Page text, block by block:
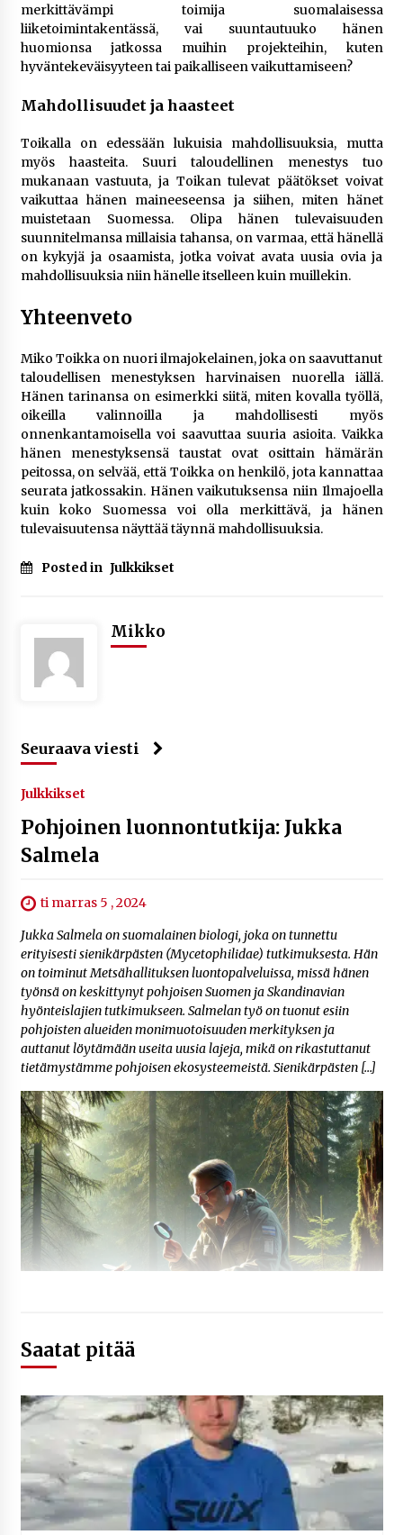
merkittävämpi toimija suomalaisessa
liiketoimintakentässä, vai suuntautuuko hänen
huomionsa jatkossa muihin projekteihin, kuten
hyväntekeväisyyteen tai paikalliseen vaikuttamiseen?
Mahdollisuudet ja haasteet
Toikalla on edessään lukuisia mahdollisuuksia, mutta
myös haasteita. Suuri taloudellinen menestys tuo
mukanaan vastuuta, ja Toikan tulevat päätökset voivat
vaikuttaa hänen maineeseensa ja siihen, miten hänet
muistetaan Suomessa. Olipa hänen tulevaisuuden
suunnitelmansa millaisia tahansa, on varmaa, että hänellä
on kykyjä ja osaamista, jotka voivat avata uusia ovia ja
mahdollisuuksia niin hänelle itselleen kuin muillekin.
Yhteenveto
Miko Toikka on nuori ilmajokelainen, joka on saavuttanut
taloudellisen menestyksen harvinaisen nuorella iällä.
Hänen tarinansa on esimerkki siitä, miten kovalla työllä,
oikeilla valinnoilla ja mahdollisesti myös
onnenkantamoisella voi saavuttaa suuria asioita. Vaikka
hänen menestyksensä taustat ovat osittain hämärän
peitossa, on selvää, että Toikka on henkilö, jota kannattaa
seurata jatkossakin. Hänen vaikutuksensa niin Ilmajoella
kuin koko Suomessa voi olla merkittävä, ja hänen
tulevaisuutensa näyttää täynnä mahdollisuuksia.
Posted in Julkkikset
Mikko
Seuraava viesti
Julkkikset
Pohjoinen luonnontutkija: Jukka
Salmela
ti marras 5 , 2024
Jukka Salmela on suomalainen biologi, joka on tunnettu
erityisesti sienikärpästen (Mycetophilidae) tutkimuksesta. Hän
on toiminut Metsähallituksen luontopalveluissa, missä hänen
työnsä on keskittynyt pohjoisen Suomen ja Skandinavian
hyönteislajien tutkimukseen. Salmelan työ on tuonut esiin
pohjoisten alueiden monimuotoisuuden merkityksen ja
auttanut löytämään useita uusia lajeja, mikä on rikastuttanut
tietämystämme pohjoisen ekosysteemeistä. Sienikärpästen […]
Saatat pitää